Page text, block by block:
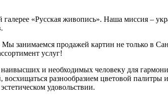
галерее «Русская живопись». Наша миссия –
занимаемся продажей картин не только в
услуг!
и необходимых человеку для
разнообразием цветовой
удовольствии.